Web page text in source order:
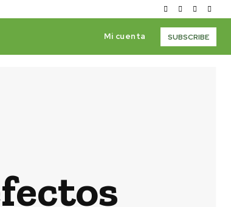
Mi cuenta SUBSCRIBE